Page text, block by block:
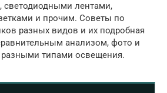
лентами,
и прочим. Советы по
разных видов и их подробная
анализом, фото и
разными типами освещения.